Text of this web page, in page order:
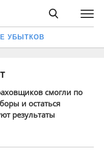
УБЫТКОВ
смогли по
и остаться
результаты